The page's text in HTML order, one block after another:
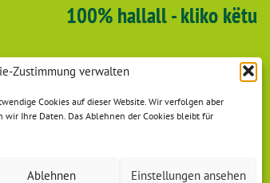
Zustimmung verwalten
Cookies auf dieser Website. Wir verfolgen aber
Ihre Daten. Das Ablehnen der Cookies bleibt für
Ablehnen Einstellungen ansehen
100% hallall - kliko këtu